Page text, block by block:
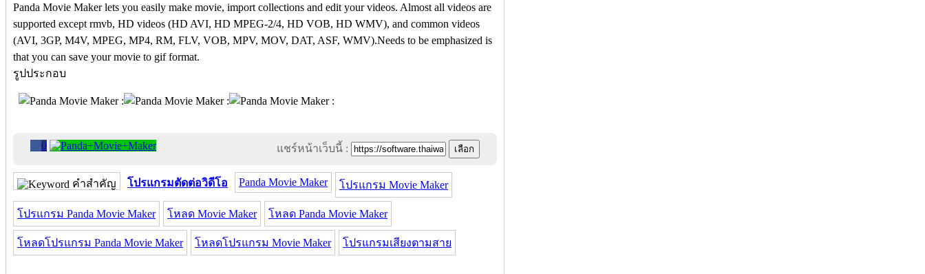
Panda Movie Maker lets you easily make movie, import collections and edit your videos. Almost all videos are
supported except rmvb, HD videos (HD AVI, HD MPEG-2/4, HD VOB, HD WMV), and common videos
(AVI, 3GP, M4V, MPEG, MP4, RM, FLV, VOB, MPV, MOV, DAT, ASF, WMV).Needs to be emphasized is
that you can save your movie to gif format.
รูปประกอบ
0 แชร์หน้าเว็บนี้ :
คำสำคัญ โปรแกรมตัดต่อวิดีโอ Panda Movie Maker โปรแกรม Movie Maker
โปรแกรม Panda Movie Maker โหลด Movie Maker โหลด Panda Movie Maker
โหลดโปรแกรม Panda Movie Maker โหลดโปรแกรม Movie Maker โปรแกรมเสียงตามสาย